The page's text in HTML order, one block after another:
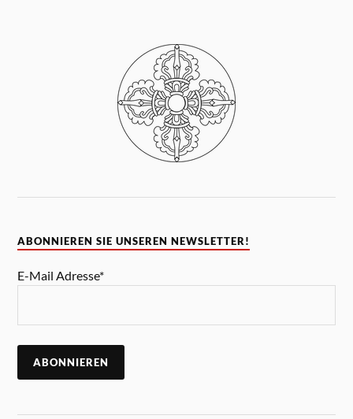
ABONNIEREN SIE UNSEREN NEWSLETTER!
E-Mail Adresse*